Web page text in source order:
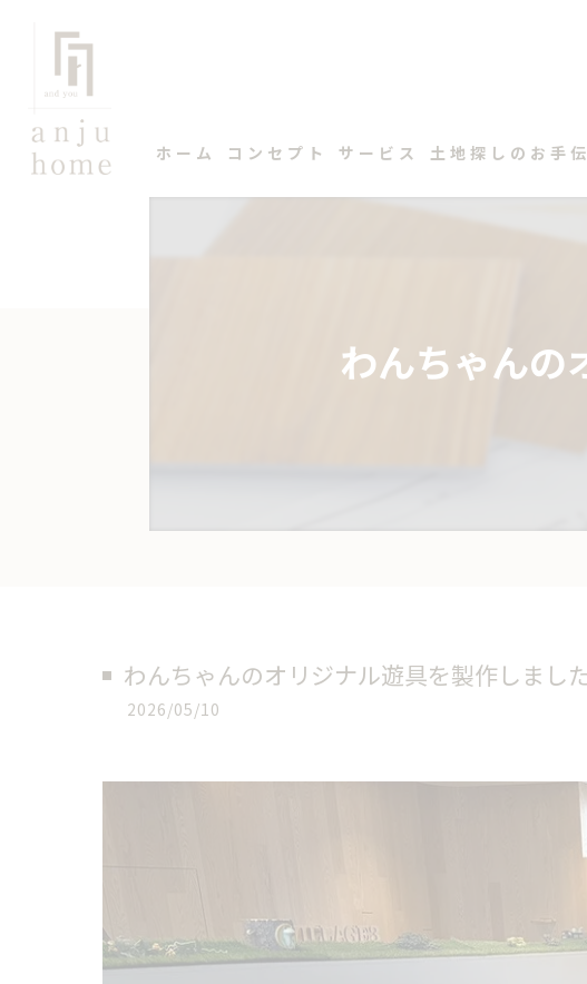
ホーム コンセプト サービス 土地探しのお手
わんちゃんの
わんちゃんのオリジナル遊具を製作しまし
2026/05/10